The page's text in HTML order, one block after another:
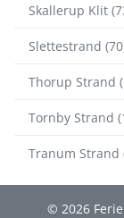
Skallerup Klit
Slettestrand
Thorup Strand
Tornby Strand
Tranum Strand
© 2026